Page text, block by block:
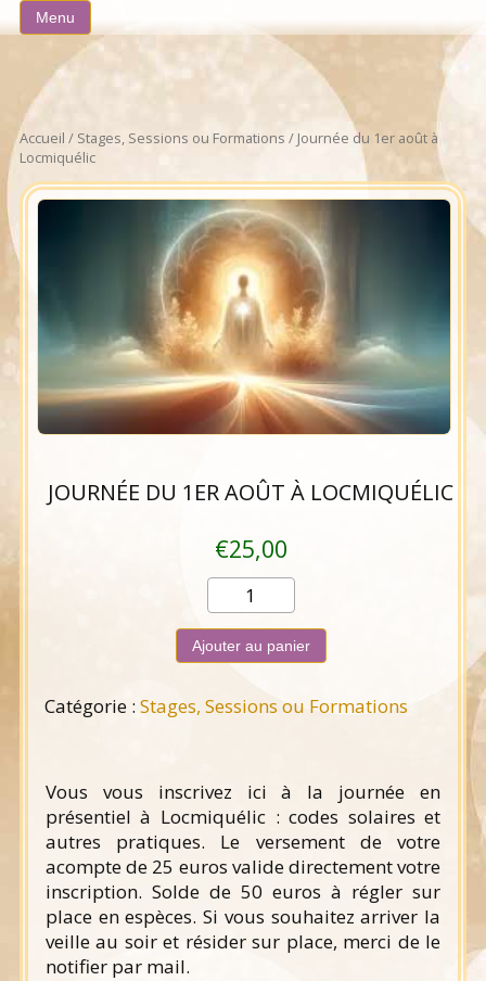
Menu
Aller
au
contenu
Accueil / Stages, Sessions ou Formations / Journée du 1er août à
Locmiquélic
JOURNÉE DU 1ER AOÛT À LOCMIQUÉLIC
€25,00
quantité
de
Journée
du
août
Ajouter au panier
Catégorie :Stages, Sessions ou Formations
Vous vous inscrivez ici à la journée en
présentiel à Locmiquélic : codes solaires et
autres pratiques. Le versement de votre
acompte de 25 euros valide directement votre
inscription. Solde de 50 euros à régler sur
place en espèces. Si vous souhaitez arriver la
veille au soir et résider sur place, merci de le
notifier par mail.